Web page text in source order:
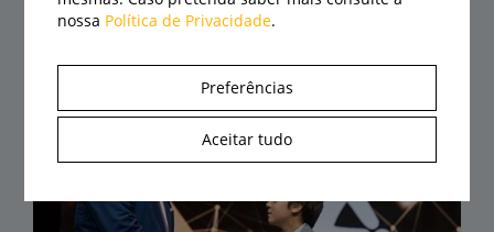
Agrival abre portas a 21 de agosto com
07/08/2026
nossa Política de Privacidade.
Preferências
Aceitar tudo